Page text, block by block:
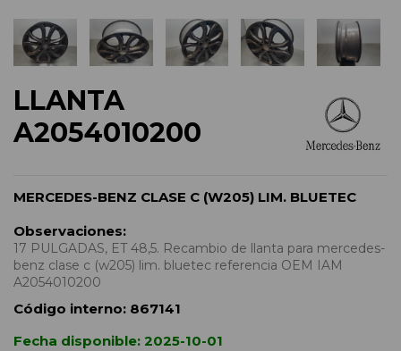
LLANTA
A2054010200
MERCEDES-BENZ CLASE C (W205) LIM. BLUETEC
Observaciones:
17 PULGADAS, ET 48,5. Recambio de llanta para mercedes-
benz clase c (w205) lim. bluetec referencia OEM IAM
A2054010200
Código interno: 867141
Fecha disponible: 2025-10-01